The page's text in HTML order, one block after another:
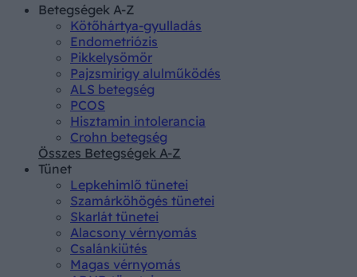
Betegségek A-Z
Kötőhártya-gyulladás
Endometriózis
Pikkelysömör
Pajzsmirigy alulműködés
ALS betegség
PCOS
Hisztamin intolerancia
Crohn betegség
Összes Betegségek A-Z
Tünet
Lepkehimlő tünetei
Szamárköhögés tünetei
Skarlát tünetei
Alacsony vérnyomás
Csalánkiütés
Magas vérnyomás